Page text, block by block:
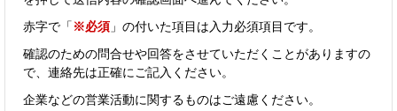
赤字で「 ※必須 」の付いた項目は入力必須項目です。
確認のための問合せや回答をさせていただくことがありますの
で、連絡先は正確にご記入ください。
企業などの営業活動に関するものはご遠慮ください。